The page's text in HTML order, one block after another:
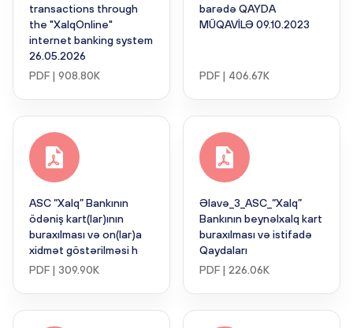
transactions through
the "XalqOnline"
internet banking system
26.05.2026
PDF | 908.80K
barədə QAYDA
MÜQAVİLƏ 09.10.2023
PDF | 406.67K
ASC “Xalq” Bankının
ödəniş kart(lar)ının
buraxılması və on(lar)a
xidmət göstərilməsi h
PDF | 309.90K
Əlavə_3_ASC_“Xalq”
Bankının beynəlxalq kart
buraxılması və istifadə
Qaydaları
PDF | 226.06K